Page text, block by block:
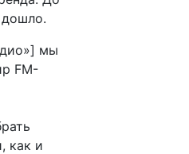
дошло.
мы
FM-
как и